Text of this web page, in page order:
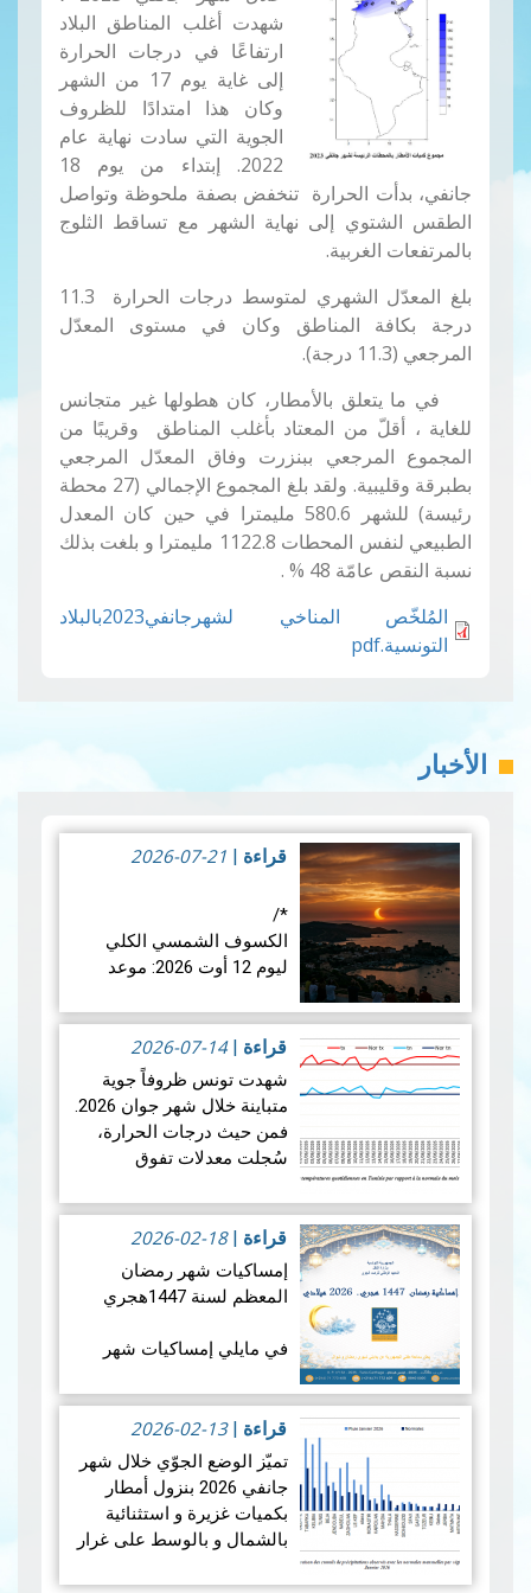
شهدت أغلب المناطق البلاد
ارتفاعًا في درجات الحرارة
إلى غاية يوم 17 من الشهر
وكان هذا امتدادًا للظروف
الجوية التي سادت نهاية عام
2022. إبتداء من يوم 18
جانفي، بدأت الحرارة تنخفض بصفة ملحوظة وتواصل
الطقس الشتوي إلى نهاية الشهر مع تساقط الثلوج
بالمرتفعات الغربية.
بلغ المعدّل الشهري لمتوسط درجات الحرارة 11.3
درجة بكافة المناطق وكان في مستوى المعدّل
المرجعي (11.3 درجة).
في ما يتعلق بالأمطار، كان هطولها غير متجانس
للغاية ، أقلّ من المعتاد بأغلب المناطق وقريبًا من
المجموع المرجعي ببنزرت وفاق المعدّل المرجعي
بطبرقة وقليبية. ولقد بلغ المجموع الإجمالي (27 محطة
رئيسة) للشهر 580.6 مليمترا في حين كان المعدل
الطبيعي لنفس المحطات 1122.8 مليمترا و بلغت بذلك
نسبة النقص عامّة 48
%
.
المُلخّص المناخي لشهرجانفي2023بالبلاد
التونسية.pdf
الأخبار
قراءة 2026-07-21
*/
الكسوف الشمسي الكلي
ليوم 12 أوت 2026: موعد
ستشهد الأرض واحدة من أروع
الظواهر الفلكية: كسوفا كلي
للشمس. يُعتبر هذا الكسوف
الأول من نوعه ال…
قراءة
قراءة |
2026-07-14
شهدت تونس ظروفاً جوية
متباينة خلال شهر جوان 2026.
فمن حيث درجات الحرارة،
سُجلت معدلات تفوق
أنحاء البلاد، بمعدل بلغ +1.9
درجة مئوية. ويضع هذالمعدل
شهرجوان… قراءة المزيد
قراءة |
2026-02-18
إمساكيات شهر رمضان
المعظم لسنة 1447هجري
في مايلي إمساكيات شهر
هجري و شملت الإمساكيات
العديد من المدن التونسية
والمناطق المنعزلة جغرافيا.
قراءة |
2026-02-13
تميّز الوضع الجوّي خلال شهر
جانفي 2026 بنزول أمطار
بكميات غزيرة و استثنائية
بالشمال و بالوسط على غرار